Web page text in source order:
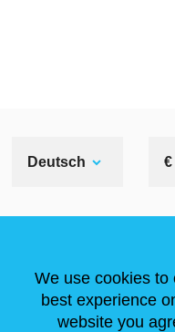
Deutsch €
NEUIGKEITEN
ARTIKEL
FAQ
We use cookies to
best experience
website you